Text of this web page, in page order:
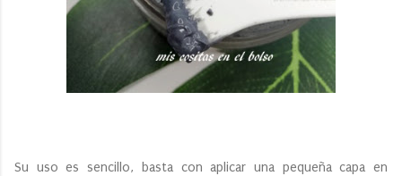
Su uso es sencillo, basta con aplicar una pequeña capa en